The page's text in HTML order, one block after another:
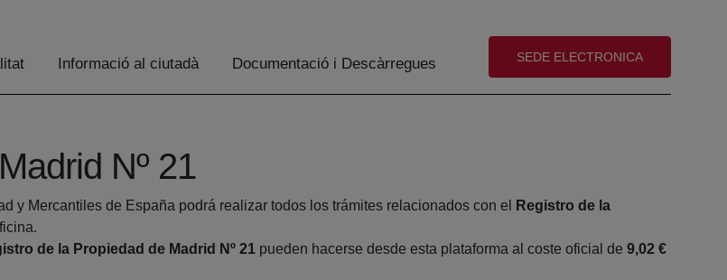
Informació al ciutadà Documentació i Descàrregues (abre en nueva ventana)
SEDE ELECTRONICA
Nº 21
y Mercantiles de España podrá realizar todos los trámites relacionados con el
Registro de la
de la Propiedad de Madrid Nº 21 pueden hacerse desde esta plataforma al coste oficial de 9,02 €